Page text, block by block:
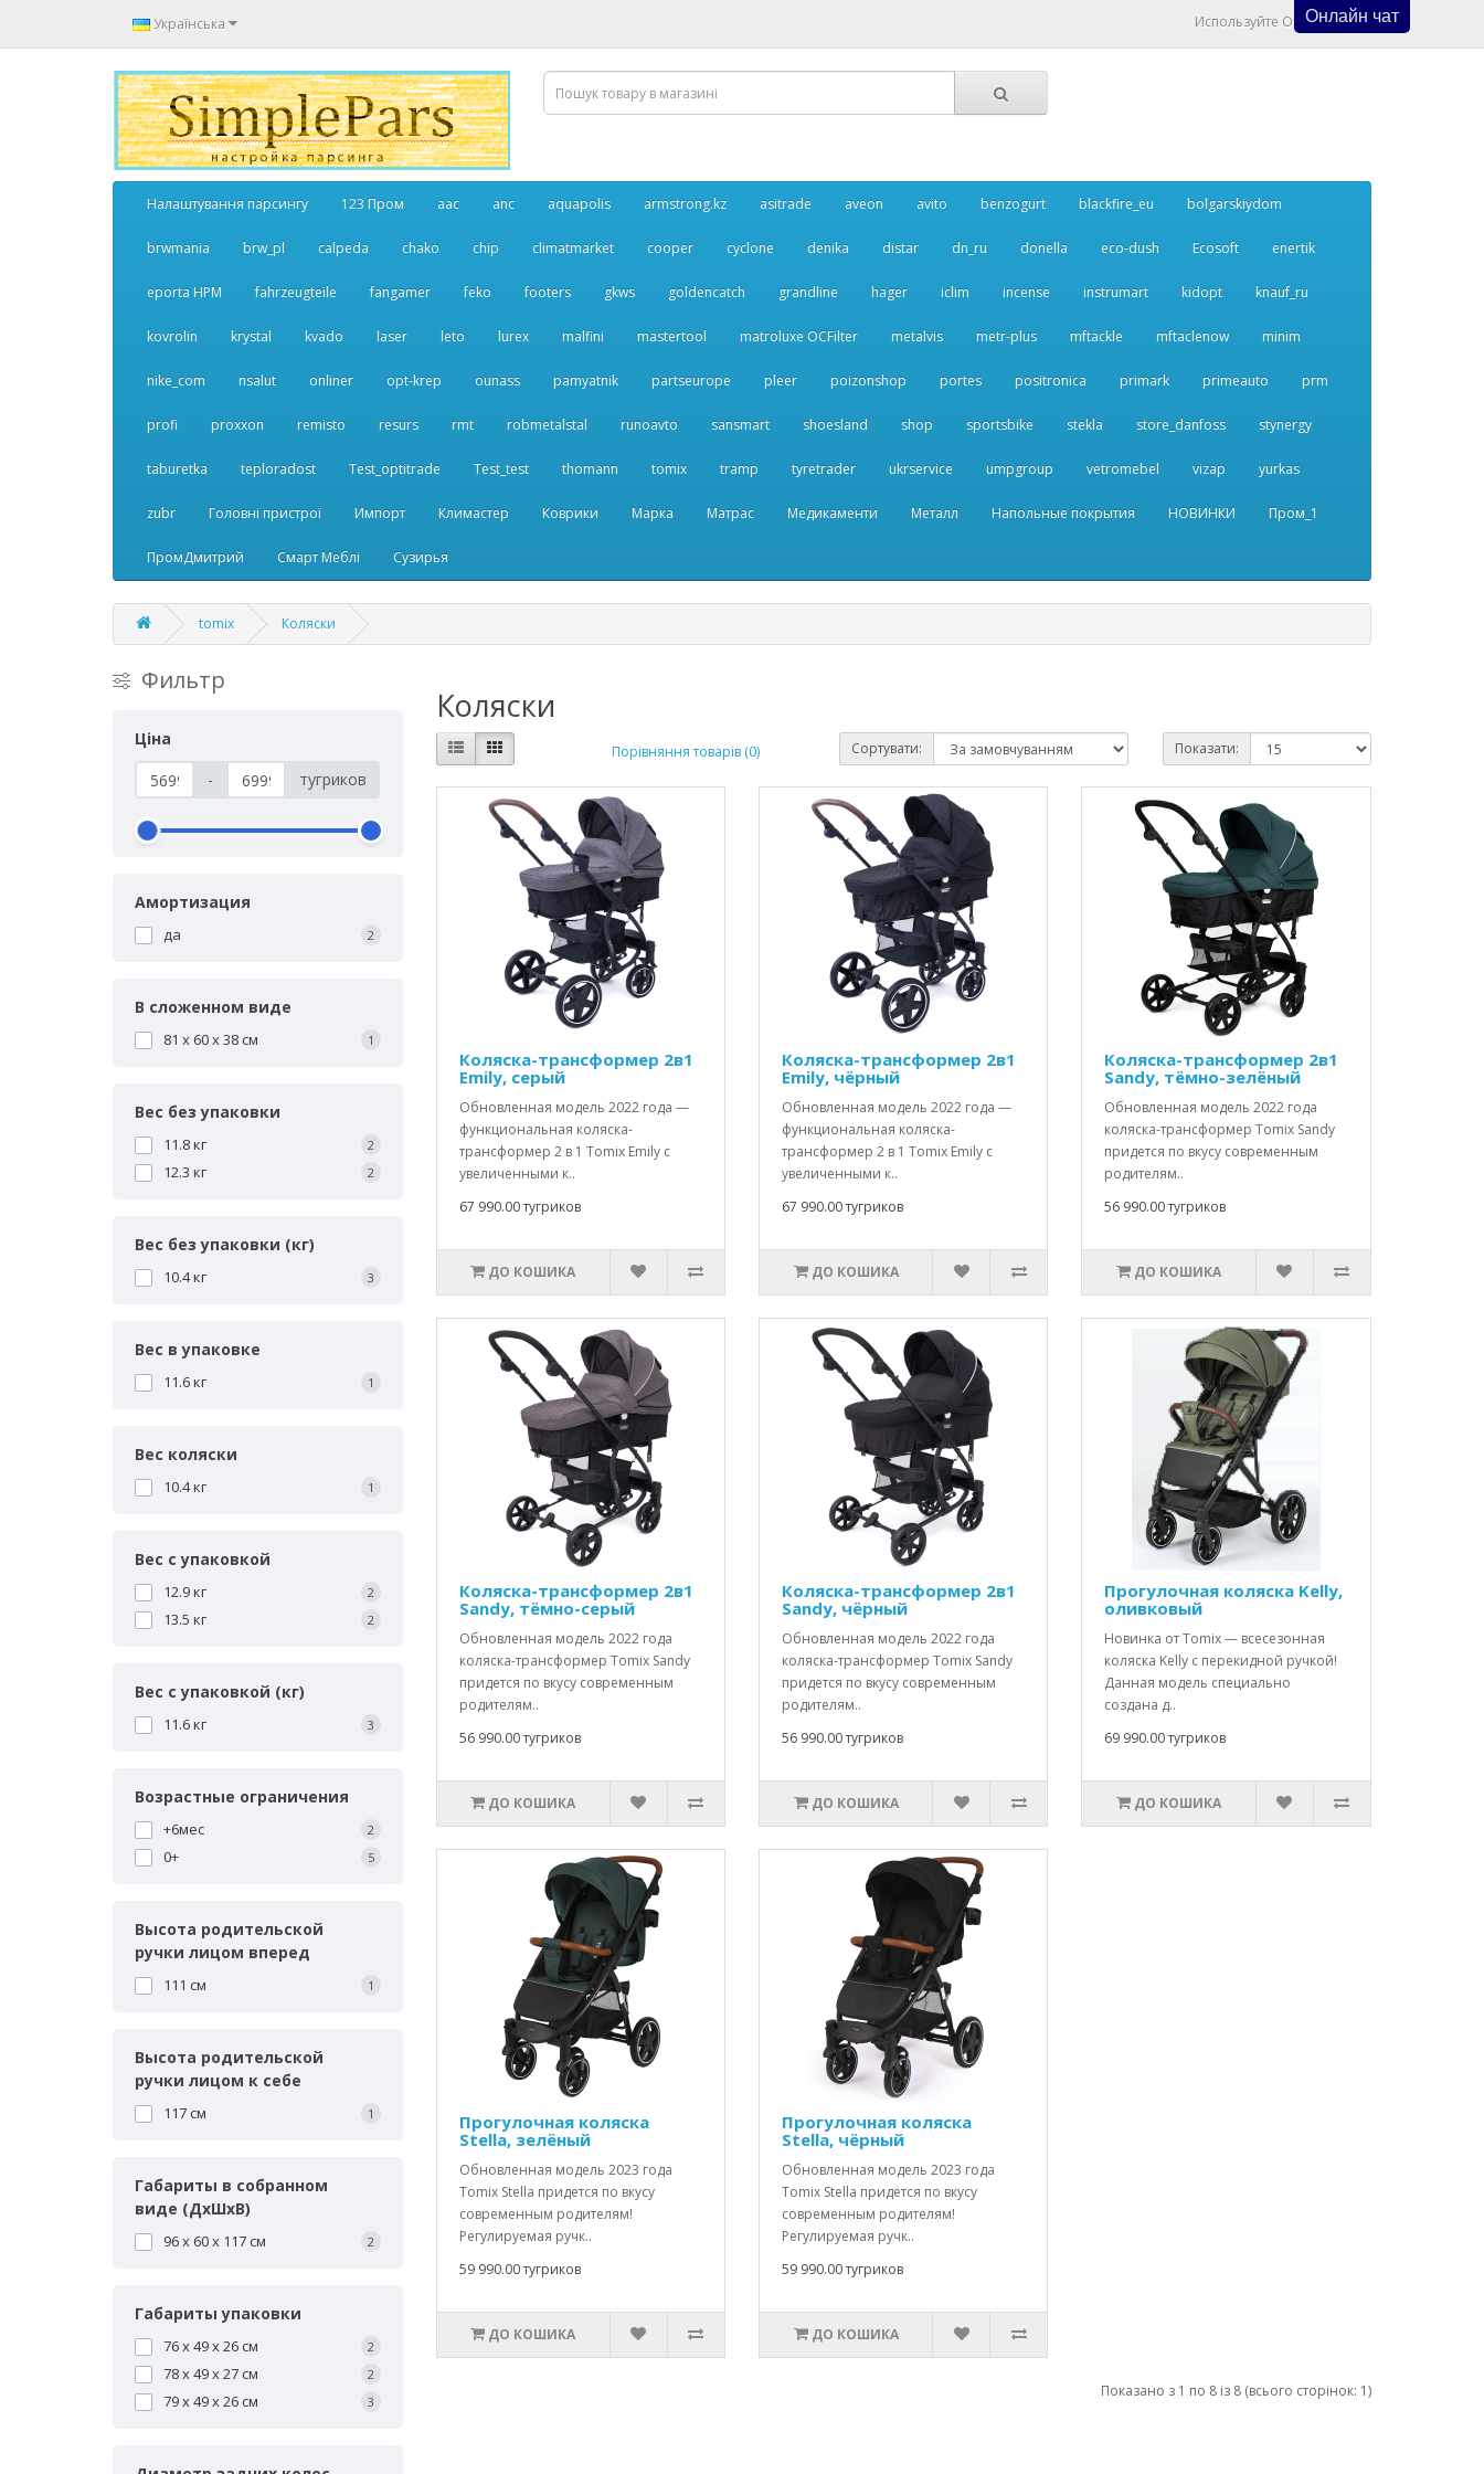
Українська Используйте Онлайн Чат
Налаштування парсингу 123 Пром aac anc aquapolis armstrong.kz asitrade aveon avito benzogurt blackfire_eu bolgarskiydom
brwmania brw_pl calpeda chako chip climatmarket cooper cyclone denika distar dn_ru donella eco-dush Ecosoft enertik
eporta НРМ fahrzeugteile fangamer feko footers gkws goldencatch grandline hager iclim incense instrumart kidopt knauf_ru
kovrolin krystal kvado laser leto lurex malfini mastertool matroluxe OCFilter metalvis metr-plus mftackle mftaclenow minim
nike_com nsalut onliner opt-krep ounass pamyatnik partseurope pleer poizonshop portes positronica primark primeauto prm
profi proxxon remisto resurs rmt robmetalstal runoavto sansmart shoesland shop sportsbike stekla store_danfoss stynergy
taburetka teploradost Test_optitrade Test_test thomann tomix tramp tyretrader ukrservice umpgroup vetromebel vizap yurkas
zubr Головні пристрої Импорт Климастер Коврики Марка Матрас Медикаменти Металл Напольные покрытия НОВИНКИ Пром_1
ПромДмитрий Смарт Меблі Сузирья
tomix Коляски
Фильтр
Ціна
-
тугриков
Амортизация
да 2
В сложенном виде
81 х 60 х 38 см 1
Вес без упаковки
11.8 кг 2
12.3 кг 2
Вес без упаковки (кг)
10.4 кг 3
Вес в упаковке
11.6 кг 1
Вес коляски
10.4 кг 1
Вес с упаковкой
12.9 кг 2
13.5 кг 2
Вес с упаковкой (кг)
11.6 кг 3
Возрастные ограничения
+6мес 2
0+ 5
Высота родительской
ручки лицом вперед
111 см 1
Высота родительской
ручки лицом к себе
117 см 1
Габариты в собранном
виде (ДхШхВ)
96 х 60 х 117 см 2
Габариты упаковки
76 х 49 х 26 см 2
78 х 49 х 27 см 2
79 х 49 х 26 см 3
Коляски
Порівняння товарів (0) Сортувати: Показати:
Коляска-трансформер 2в1
Emily, серый
Обновленная модель 2022 года —
функциональная коляска-
трансформер 2 в 1 Tomix Emily с
увеличенными к..
67 990.00 тугриков
ДО КОШИКА
Коляска-трансформер 2в1
Emily, чёрный
Обновленная модель 2022 года —
функциональная коляска-
трансформер 2 в 1 Tomix Emily с
увеличенными к..
67 990.00 тугриков
ДО КОШИКА
Коляска-трансформер 2в1
Sandy, тёмно-зелёный
Обновленная модель 2022 года
коляска-трансформер Tomix Sandy
придется по вкусу современным
родителям..
56 990.00 тугриков
ДО КОШИКА
Коляска-трансформер 2в1
Sandy, тёмно-серый
Обновленная модель 2022 года
коляска-трансформер Tomix Sandy
придется по вкусу современным
родителям..
56 990.00 тугриков
ДО КОШИКА
Коляска-трансформер 2в1
Sandy, чёрный
Обновленная модель 2022 года
коляска-трансформер Tomix Sandy
придется по вкусу современным
родителям..
56 990.00 тугриков
ДО КОШИКА
Прогулочная коляска Kelly,
оливковый
Новинка от Tomix — всесезонная
коляска Kelly с перекидной ручкой!
Данная модель специально
создана д..
69 990.00 тугриков
ДО КОШИКА
Прогулочная коляска
Stella, зелёный
Обновленная модель 2023 года
Tomix Stella придется по вкусу
современным родителям!
Регулируемая ручк..
59 990.00 тугриков
ДО КОШИКА
Прогулочная коляска
Stella, чёрный
Обновленная модель 2023 года
Tomix Stella придется по вкусу
современным родителям!
Регулируемая ручк..
59 990.00 тугриков
ДО КОШИКА
Показано з 1 по 8 із 8 (всього сторінок: 1)
Онлайн чат